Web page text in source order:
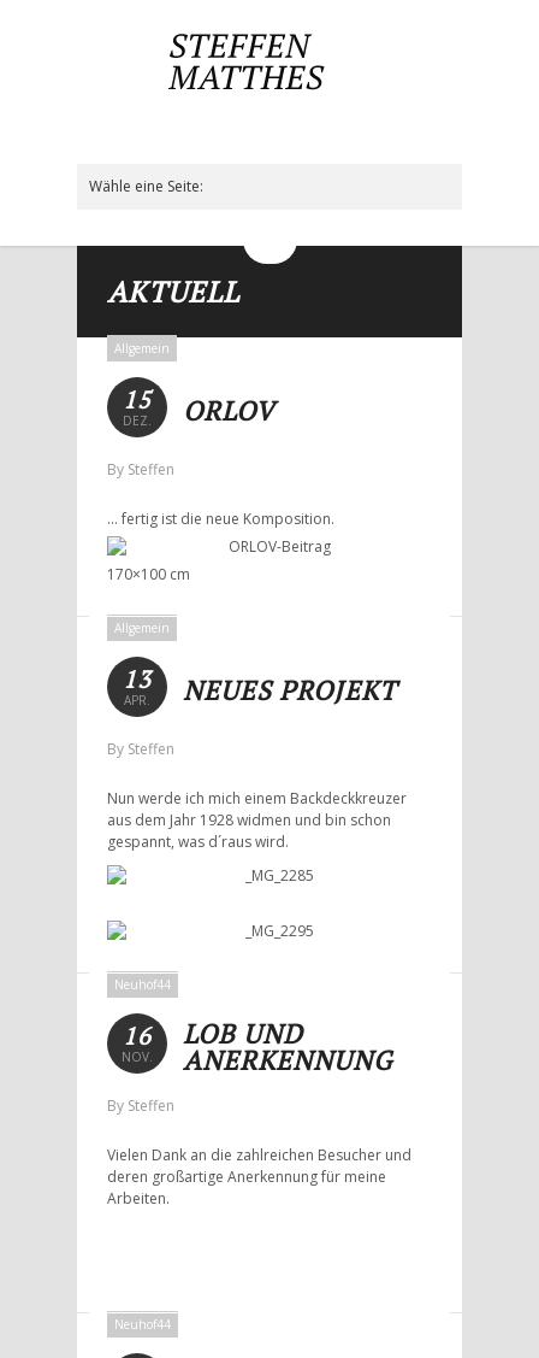
Wähle eine Seite:
AKTUELL
Allgemein
15
DEZ. ORLOV
By Steffen
… fertig ist die neue Komposition.
170×100 cm
Allgemein
13
APR. NEUES PROJEKT
By Steffen
Nun werde ich mich einem Backdeckkreuzer
aus dem Jahr 1928 widmen und bin schon
gespannt, was d´raus wird.
Neuhof44
16
NOV.
LOB UND
ANERKENNUNG
By Steffen
Vielen Dank an die zahlreichen Besucher und
deren großartige Anerkennung für meine
Arbeiten.
Neuhof44